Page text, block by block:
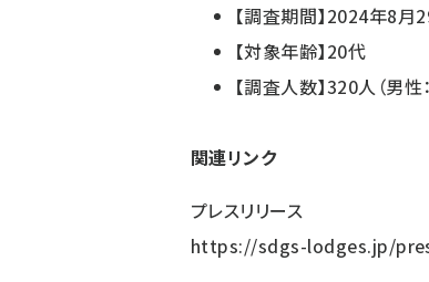
【調査期間】2024年8
【対象年齢】20代
【調査人数】320人（男性
関連リンク
プレスリリース
https://sdgs-lodges.jp/